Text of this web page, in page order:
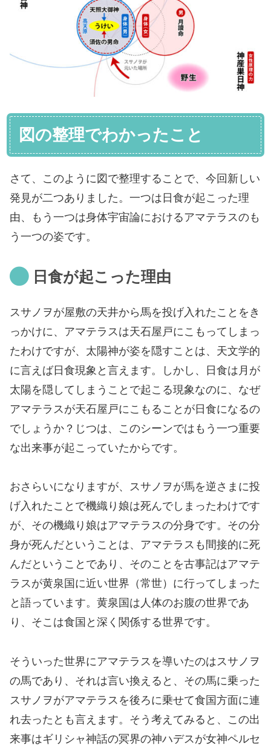
図の整理でわかったこと
さて、このように図で整理することで、今回新しい
発見が二つありました。一つは日食が起こった理
由、もう一つは身体宇宙論におけるアマテラスのも
う一つの姿です。
日食が起こった理由
スサノヲが屋敷の天井から馬を投げ入れたことをき
っかけに、アマテラスは天石屋戸にこもってしまっ
たわけですが、太陽神が姿を隠すことは、天文学的
に言えば日食現象と言えます。しかし、日食は月が
太陽を隠してしまうことで起こる現象なのに、なぜ
アマテラスが天石屋戸にこもることが日食になるの
でしょうか？じつは、このシーンではもう一つ重要
な出来事が起こっていたからです。
おさらいになりますが、スサノヲが馬を逆さまに投
げ入れたことで機織り娘は死んでしまったわけです
が、その機織り娘はアマテラスの分身です。その分
身が死んだということは、アマテラスも間接的に死
んだということであり、そのことを古事記はアマテ
ラスが黄泉国に近い世界（常世）に行ってしまった
と語っています。黄泉国は人体のお腹の世界であ
り、そこは食国と深く関係する世界です。
そういった世界にアマテラスを導いたのはスサノヲ
の馬であり、それは言い換えると、その馬に乗った
スサノヲがアマテラスを後ろに乗せて食国方面に連
れ去ったとも言えます。そう考えてみると、この出
来事はギリシャ神話の冥界の神ハデスが女神ペルセ